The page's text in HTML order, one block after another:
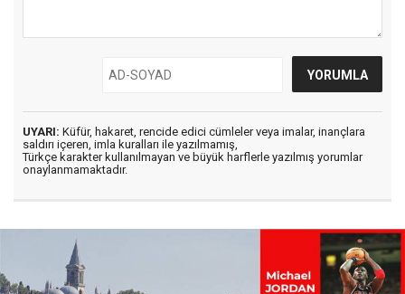
UYARI: Küfür, hakaret, rencide edici cümleler veya imalar, inançlara
saldırı içeren, imla kuralları ile yazılmamış,
Türkçe karakter kullanılmayan ve büyük harflerle yazılmış yorumlar
onaylanmamaktadır.